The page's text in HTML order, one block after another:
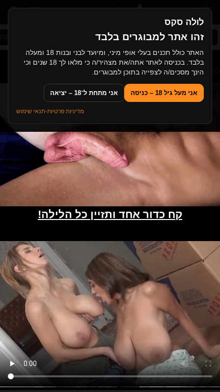
לולה סקס
זהו אתר למבוגרים בלבד
האתר כולל תכנים בעלי אופי מיני, ומיועד לבני ובנות 18 ומעלה
בלבד. בכניסה לאתר אתה/את מצהיר/ה כי מלאו לך 18 שנים וכי
הינך מסכים/ה לצפייה בתוכן למבוגרים.
אני מעל גיל 18 – כניסה אני מתחת ל־18 – יציאה
מדיניות פרטיות·תנאי שימוש
סקס ישראלי סקס אמא ובן
לולה סקס>לסביות>בעלת הבית חולבת מובילה עם ציצי ענק